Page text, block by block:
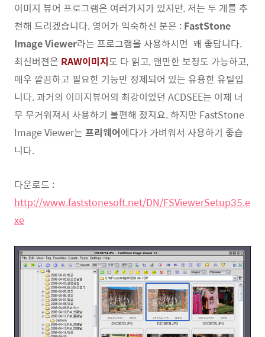
이미지 뷰어 프로그램은 여러가지가 있지만, 저는 두 개를 추
천해 드리겠습니다. 영어가 익숙하신 분은 : FastStone
Image Viewer라는 프로그램을 사용하시면 꽤 좋답니다.
최신버젼은 RAW이미지도 다 읽고, 왠만한 보정도 가능하고,
매우 깔끔하고 필요한 기능만 정제되어 있는 유용한 유틸입
니다. 과거의 이미지뷰어의 최강이었던 ACDSEE는 이제 너
무 무거워져서 사용하기 불편해 졌지요. 하지만 FastStone
Image Viewer는 프리웨어에다가 가벼워서 사용하기 좋습
니다.
다운로드 :
http://www.faststonesoft.net/DN/FSViewerSetup35.e
xe